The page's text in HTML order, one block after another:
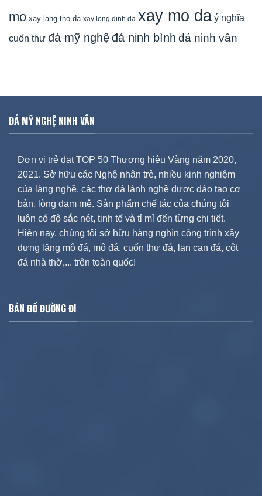
mo xay lang tho da xay long dinh da xay mo da ý nghĩa
cuốn thư đá mỹ nghệđá ninh bình đá ninh vân
ĐÁ MỸ NGHỆ NINH VÂN
Đơn vị trẻ đạt TOP 50 Thương hiệu Vàng năm 2020,
2021. Sở hữu các Nghệ nhân trẻ, nhiều kinh nghiệm
của làng nghề, các thợ đá lành nghề được đào tạo cơ
bản, lòng đam mê. Sản phẩm chế tác của chúng tôi
luôn có độ sắc nét, tinh tế và tỉ mỉ đến từng chi tiết.
Hiện nay, chúng tôi sở hữu hàng nghìn công trình xây
dựng lăng mộ đá, mộ đá, cuốn thư đá, lan can đá, cột
đá nhà thờ,... trên toàn quốc!
BẢN ĐỒ ĐƯỜNG ĐI